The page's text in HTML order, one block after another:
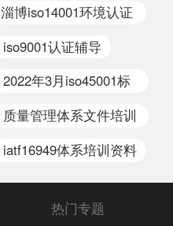
淄博iso14001环境认证
iso9001认证辅导
2022年3月iso45001标
质量管理体系文件培训
iatf16949体系培训资料
热门专题